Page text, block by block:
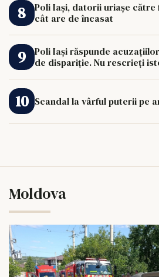
Poli Iași, datorii uriașe
cât are de încasat
Poli Iași răspunde
de dispariție. Nu rescrieți
Scandal la vârful puterii pe
Moldova